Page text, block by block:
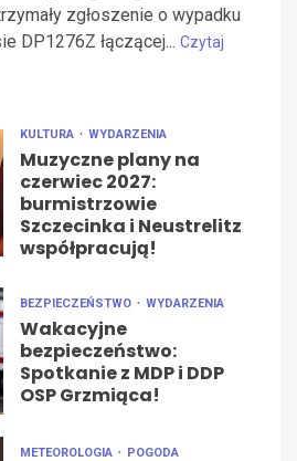
zgłoszenie o wypadku
DP1276Z łączącej... Czytaj
KULTURA WYDARZENIA
Muzyczne plany na
czerwiec 2027:
burmistrzowie
Szczecinka i Neustrelitz
współpracują!
BEZPIECZEŃSTWO WYDARZENIA
Wakacyjne
bezpieczeństwo:
Spotkanie z MDP i DDP
OSP Grzmiąca!
METEOROLOGIA POGODA